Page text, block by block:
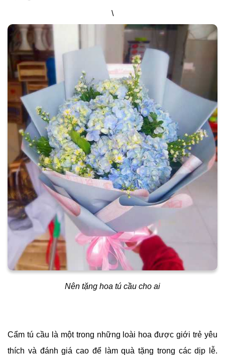
\
Nên tặng hoa tú cầu cho ai
Cẩm tú cầu là một trong những loài hoa được giới trẻ yêu
thích và đánh giá cao để làm quà tặng trong các dịp lễ.